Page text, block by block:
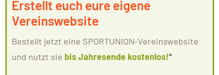
Erstellt euch eure eigene
Vereinswebsite
Bestellt jetzt eine SPORTUNION-Vereinswebsite
und nutzt sie bis Jahresende kostenlos!*